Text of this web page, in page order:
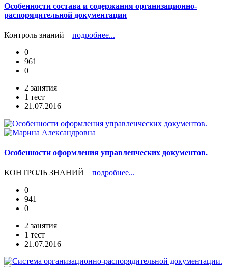
Особенности состава и содержания организационно-
распорядительной документации
Контроль знаний подробнее...
0
961
0
2 занятия
1 тест
21.07.2016
Особенности оформления управленческих документов.
КОНТРОЛЬ ЗНАНИЙ подробнее...
0
941
0
2 занятия
1 тест
21.07.2016